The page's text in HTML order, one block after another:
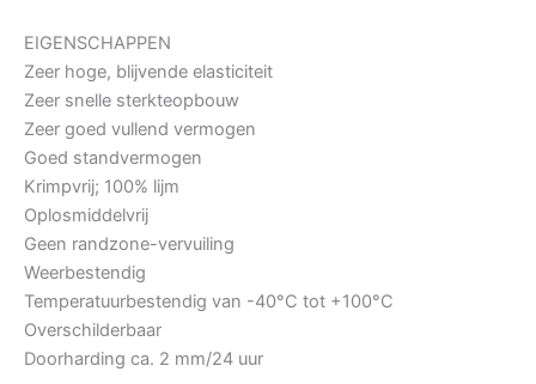
EIGENSCHAPPEN
Zeer hoge, blijvende elasticiteit
Zeer snelle sterkteopbouw
Zeer goed vullend vermogen
Goed standvermogen
Krimpvrij; 100% lijm
Oplosmiddelvrij
Geen randzone-vervuiling
Weerbestendig
Temperatuurbestendig van -40°C tot +100°C
Overschilderbaar
Doorharding ca. 2 mm/24 uur